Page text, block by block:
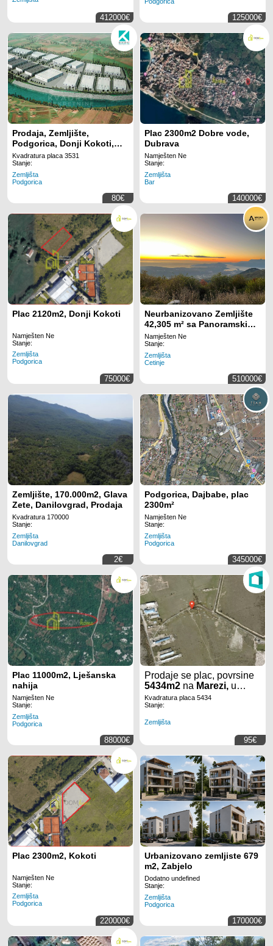
412000€ 125000€
Prodaja, Zemljište,
Podgorica, Donji Kokoti,
3531m2
Kvadratura placa 3531
Stanje:
Zemljišta
Podgorica
80€
Plac 2300m2 Dobre vode,
Dubrava
Namješten Ne
Stanje:
Zemljišta
Bar
140000€
Plac 2120m2, Donji Kokoti
Namješten Ne
Stanje:
Zemljišta
Podgorica
75000€
Neurbanizovano Zemljište
42,305 m² sa Panoramskim
Pogledom na More –
Njeguši, Cetinje
Namješten Ne
Stanje:
Zemljišta
Cetinje
510000€
Zemljište, 170.000m2, Glava
Zete, Danilovgrad, Prodaja
Kvadratura 170000
Stanje:
Zemljišta
Danilovgrad
2€
Podgorica, Dajbabe, plac
2300m²
Namješten Ne
Stanje:
Zemljišta
Podgorica
345000€
Plac 11000m2, Lješanska
nahija
Namješten Ne
Stanje:
Zemljišta
Podgorica
88000€
Prodaje se plac, povrsine
5434m2na Marezi,u
Podgorici.
Kvadratura placa 5434
Stanje:
Zemljišta
95€
Plac 2300m2, Kokoti
Namješten Ne
Stanje:
Zemljišta
Podgorica
220000€
Urbanizovano zemljiste 679
m2, Zabjelo
Dodatno undefined
Stanje:
Zemljišta
Podgorica
170000€